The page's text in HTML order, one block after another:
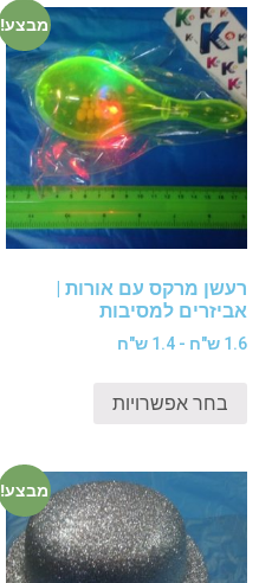
מבצע!
רעשן מרקס עם אורות |
אביזרים למסיבות
1.6 ש"ח - 1.4 ש"ח
בחר אפשרויות
מבצע!